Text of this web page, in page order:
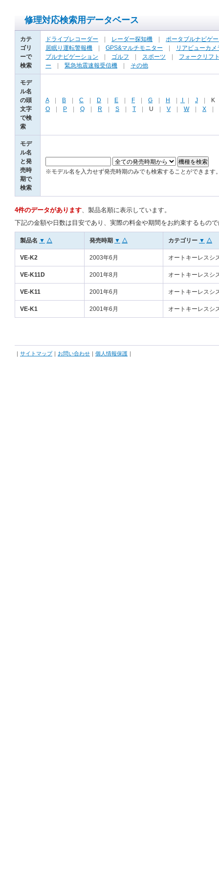
修理対応検索用データベース
カテ
ゴリ
ーで
検索
ドライブレコーダー レーダー探知機
ポータブルナビゲ
居眠り運転警報機
GPS&マルチモニター
リアビューカメ
ブルナビゲーション
ゴルフ スポーツ
フォークリフ
ー
緊急地震速報受信機 その他
モデ
ル名
の頭
文字
で検
索
A| B C D E F G H J K
O
P Q R S T U V W| X
モデ
ル名
と発
売時
期で
検索
※モデル名を入力せず発売時期のみでも検索することができます
4件のデータがあります、製品名順に表示しています。
下記の金額や日数は目安であり、実際の料金や期間をお約束するもの
製品名 ▼ △ 発売時期 ▼ △ カテゴリー ▼ △
VE-K2 2003年6月 オートキーレスシ
VE-K11D 2001年8月 オートキーレスシ
VE-K11 2001年6月 オートキーレスシ
VE-K1 2001年6月 オートキーレスシ
｜ サイトマップ｜ お問い合わせ ｜ 個人情報保護 ｜